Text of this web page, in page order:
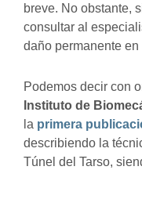
breve. No obstante,
consultar al
daño permanente en
Podemos decir con
Instituto de
la primera
describiendo la
Túnel del Tarso,